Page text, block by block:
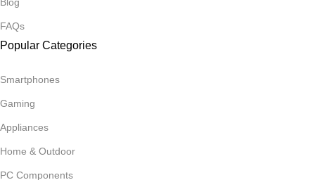
FAQs
Popular Categories
Smartphones
Gaming
Appliances
Home & Outdoor
PC Components